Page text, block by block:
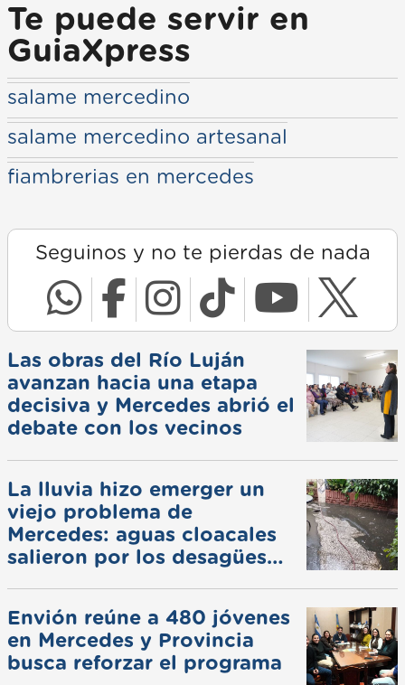
Te puede servir en
GuiaXpress
salame mercedino
salame mercedino artesanal
fiambrerias en mercedes
Seguinos y no te pierdas de nada
Las obras del Río Luján
avanzan hacia una etapa
decisiva y Mercedes abrió el
debate con los vecinos
La lluvia hizo emerger un
viejo problema de
Mercedes: aguas cloacales
salieron por los desagües
Envión reúne a 480 jóvenes
en Mercedes y Provincia
busca reforzar el programa